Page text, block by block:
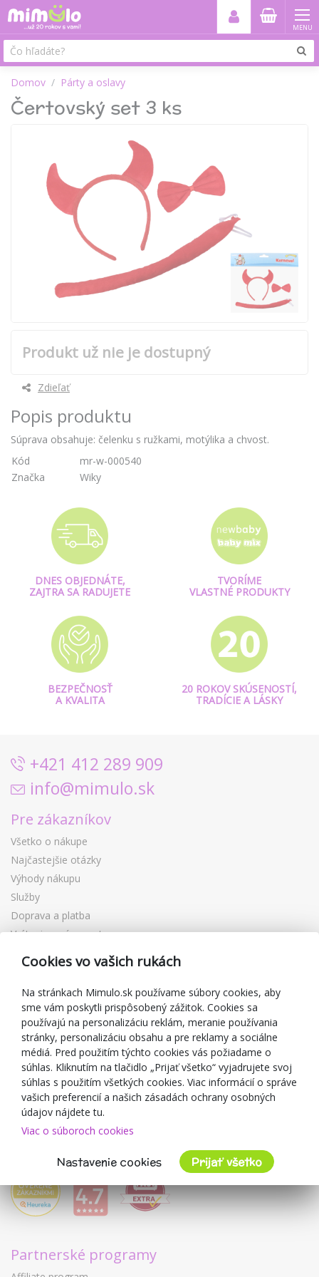
MENU
Domov Párty a oslavy
Čertovský set 3 ks
Produkt už nie je dostupný
Zdieľať
Popis produktu
Súprava obsahuje: čelenku s ružkami, motýlika a chvost.
Kód
mr-w-000540
Značka
Wiky
DNES OBJEDNÁTE,
ZAJTRA SA RADUJETE
TVORÍME
VLASTNÉ PRODUKTY
BEZPEČNOSŤ
A KVALITA
20 ROKOV SKÚSENOSTÍ,
TRADÍCIE A LÁSKY
+421 412 289 909
info@mimulo.sk
Pre zákazníkov
Všetko o nákupe
Najčastejšie otázky
Výhody nákupu
Služby
Doprava a platba
Vrátenie a výmena tovaru
Darčekové poukážky
Zľavové kupóny
Blog
O predajcovi
Mimulo.sk
Obchodné podmienky
Ochrana osobných údajov GDPR
Kontakty
Spolupracujeme
Partnerské programy
Cookies vo vašich rukách
Na stránkach Mimulo.sk používame súbory cookies, aby
sme vám poskytli prispôsobený zážitok. Cookies sa
používajú na personalizáciu reklám, meranie používania
stránky, personalizáciu obsahu a pre reklamy a sociálne
médiá. Pred použitím týchto cookies vás požiadame o
súhlas. Kliknutím na tlačidlo „Prijať všetko“ vyjadrujete svoj
súhlas s použitím všetkých cookies. Viac informácií o správe
vašich preferencií a našich zásadách ochrany osobných
údajov nájdete tu.
Viac o súboroch cookies
Nastavenie cookies Prijať všetko